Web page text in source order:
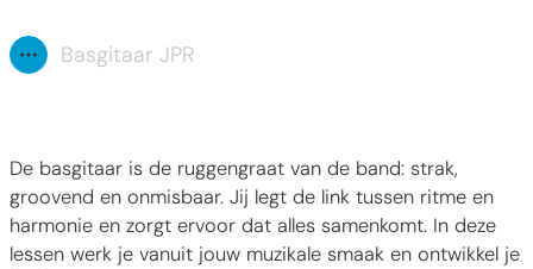
Toon alle broodkruimel items
Basgitaar JPR
De basgitaar is de ruggengraat van de band: strak,
groovend en onmisbaar. Jij legt de link tussen ritme en
harmonie en zorgt ervoor dat alles samenkomt. In deze
lessen werk je vanuit jouw muzikale smaak en ontwikkel je